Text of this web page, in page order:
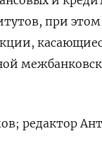
при
редактор